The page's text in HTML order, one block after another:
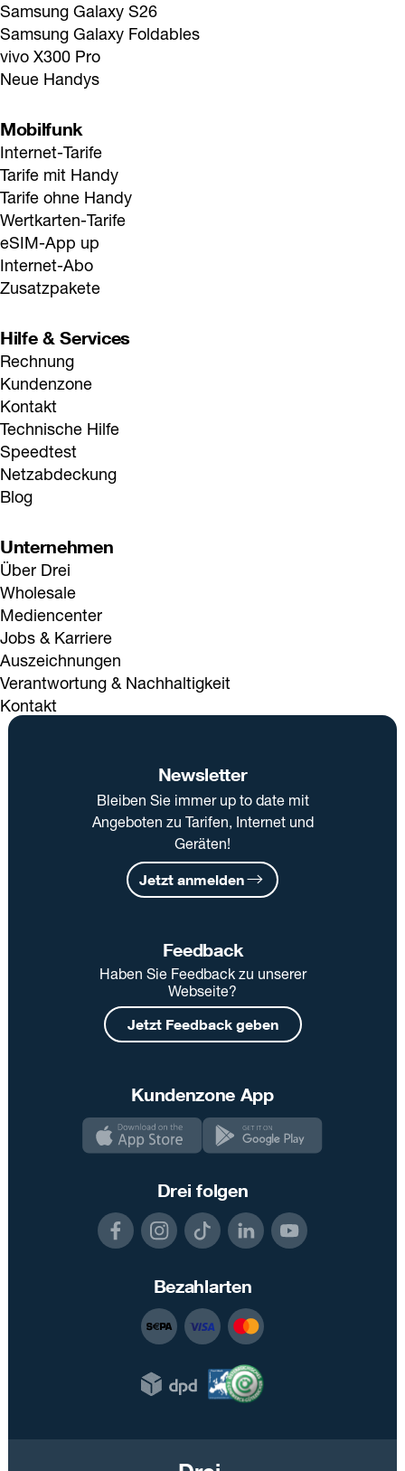
Samsung Galaxy S26
Samsung Galaxy Foldables
vivo X300 Pro
Neue Handys
Mobilfunk
Internet-Tarife
Tarife mit Handy
Tarife ohne Handy
Wertkarten-Tarife
eSIM-App up
Internet-Abo
Zusatzpakete
Hilfe & Services
Rechnung
Kundenzone
Kontakt
Technische Hilfe
Speedtest
Netzabdeckung
Blog
Unternehmen
Über Drei
Wholesale
Mediencenter
Jobs & Karriere
Auszeichnungen
Verantwortung & Nachhaltigkeit
Kontakt
Newsletter
Bleiben Sie immer up to date mit
Angeboten zu Tarifen, Internet und
Geräten!
Jetzt anmelden
Feedback
Haben Sie Feedback zu unserer
Webseite?
Jetzt Feedback geben
Kundenzone App
Drei folgen
Bezahlarten